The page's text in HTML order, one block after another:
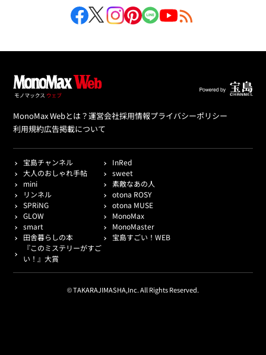
MonoMax Webとは？運営会社採用情報プライバシーポリシー
利用規約広告掲載について
宝島チャンネル
InRed
大人のおしゃれ手帖
sweet
mini
素敵なあの人
リンネル
otona ROSY
SPRiNG
otona MUSE
GLOW
MonoMax
smart
MonoMaster
田舎暮らしの本
宝島すごい！WEB
『このミステリーがすご
い！』大賞
© TAKARAJIMASHA,Inc. All Rights Reserved.